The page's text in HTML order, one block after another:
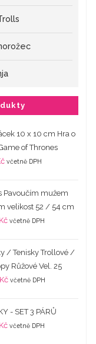
10 x 10 cm Hra o
of Thrones
včetně DPH
Pavoučím mužem
velikost 52 / 54 cm
Kč včetně DPH
/ Tenisky Trollové /
Růžové Vel. 25
Kč včetně DPH
- SET 3 PÁRŮ
Kč včetně DPH